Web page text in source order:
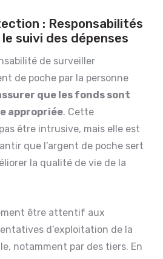
: Responsabilités
suivi des dépenses
de surveiller
de poche par la personne
que les fonds sont
appropriée. Cette
être intrusive, mais elle est
que l’argent de poche sert
la qualité de vie de la
être attentif aux
d’exploitation de la
notamment par des tiers. En